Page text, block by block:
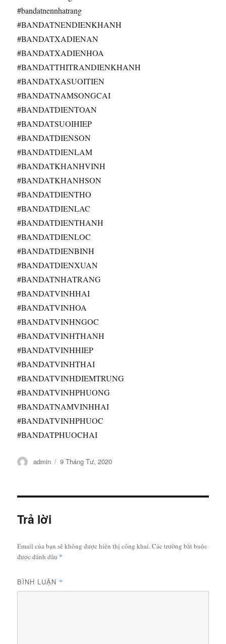
#bandatnennhatrang
#BANDATNENDIENKHANH
#BANDATXADIENAN
#BANDATXADIENHOA
#BANDATTHITRANDIENKHANH
#BANDATXASUOITIEN
#BANDATNAMSONGCAI
#BANDATDIENTOAN
#BANDATSUOIHIEP
#BANDATDIENSON
#BANDATDIENLAM
#BANDATKHANHVINH
#BANDATKHANHSON
#BANDATDIENTHO
#BANDATDIENLAC
#BANDATDIENTHANH
#BANDATDIENLOC
#BANDATDIENBINH
#BANDATDIENXUAN
#BANDATNHATRANG
#BANDATVINHHAI
#BANDATVINHOA
#BANDATVINHNGOC
#BANDATVINHTHANH
#BANDATVINHHIEP
#BANDATVINHTHAI
#BANDATVINHDIEMTRUNG
#BANDATVINHPHUONG
#BANDATNAMVINHHAI
#BANDATVINHPHUOC
#BANDATPHUOCHAI
Tác
admin
Đăng
9 Tháng Tư, 2020
Trả lời
Email của bạn sẽ không được hiển thị công khai.Các trường bắt buộc
được đánh dấu *
BÌNH LUẬN *